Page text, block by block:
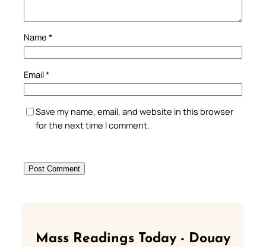
Name *
Email*
Save my name, email, and website in this browser
for the next time I comment.
Mass Readings Today - Douay